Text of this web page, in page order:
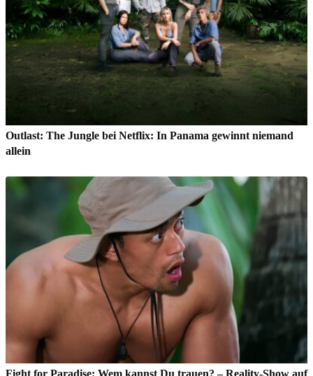
Outlast: The Jungle bei Netflix: In Panama gewinnt niemand
allein
Fight for Paradise: Wem kannst Du trauen? – Reality-Show auf